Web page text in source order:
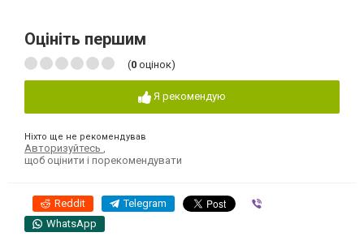
Оцініть першим
(0 оцінок)
Я рекомендую
Ніхто ще не рекомендував
Авторизуйтесь
щоб оцінити і порекомендувати
Reddit Telegram
WhatsApp